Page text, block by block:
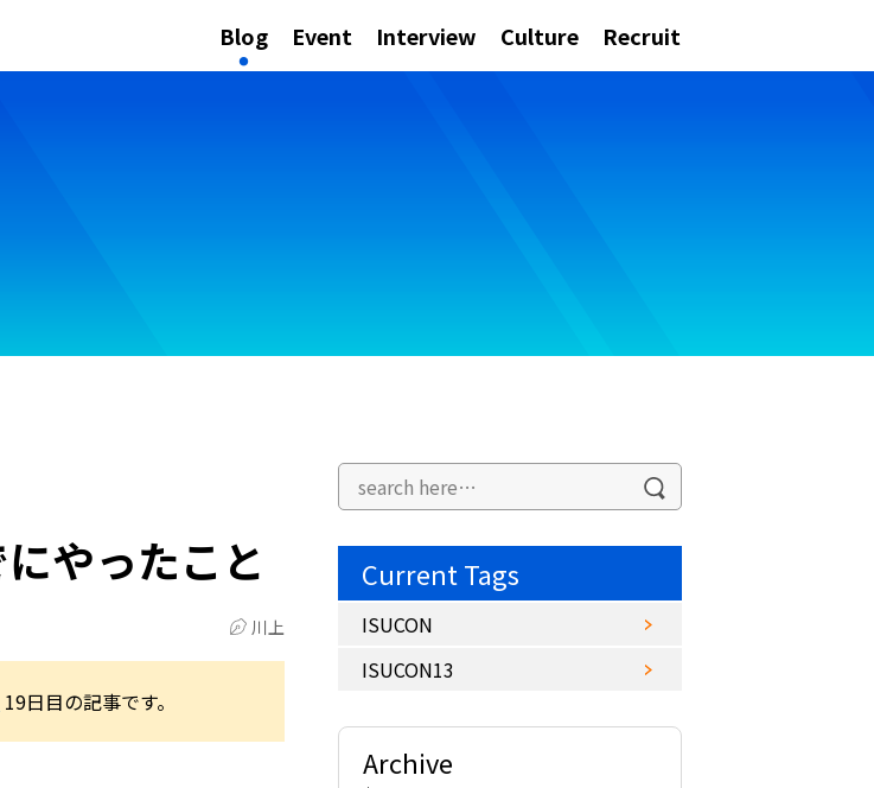
Blog Event Interview Culture Recruit
やったこと
川上
19日目の記事です。
Current Tags
ISUCON
ISUCON13
Archive